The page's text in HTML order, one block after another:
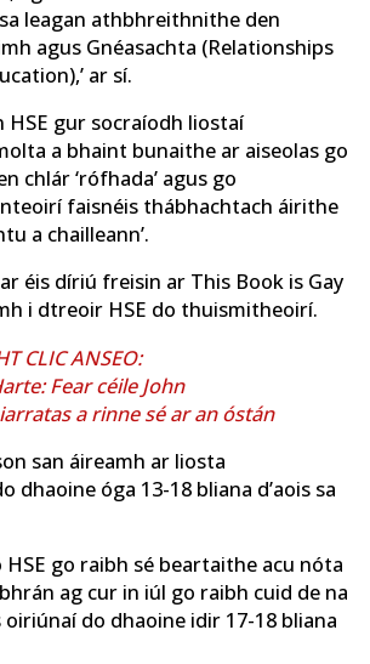
leagan athbhreithnithe den
agus Gnéasachta (Relationships
ar sí.
HSE gur socraíodh liostaí
a bhaint bunaithe ar aiseolas go
chlár ‘rófhada’ agus go
faisnéis thábhachtach áirithe
a chailleann’.
éis díriú freisin ar This Book is Gay
i dtreoir HSE do thuismitheoirí.
CLIC ANSEO:
Fear céile John
a rinne sé ar an óstán
san áireamh ar liosta
dhaoine óga 13-18 bliana d’aois sa
go raibh sé beartaithe acu nóta
ag cur in iúl go raibh cuid de na
oiriúnaí do dhaoine idir 17-18 bliana